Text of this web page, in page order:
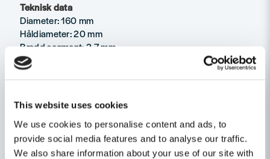
This website uses cookies
We use cookies to personalise content and ads, to
provide social media features and to analyse our traffic.
We also share information about your use of our site with
Teknisk data
Diameter: 160 mm
Håldiameter: 20 mm
Bredd segment: 2,7 mm
Höjd segment: 4 mm
Produkttyp
Klinghålsdiameter 20mm
Ställ en produktfråga
question
Fråga oss något om denna produkten...
Recensioner (1)